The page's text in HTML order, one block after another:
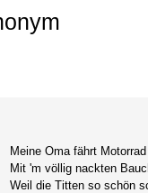
Meine Oma fährt Motorrad
Mit 'm völlig nackten
Weil die Titten so schön